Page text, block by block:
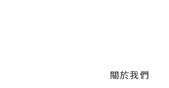
關於我們